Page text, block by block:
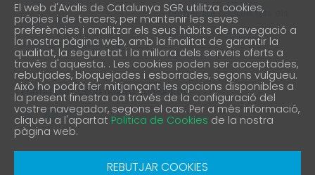
93 298 02 60
informacio@avalis.cat
comercial cobreix tots els
punts de Catalunya
901 900 214
Forma part de la nostra comunitat
El web d'Avalis de Catalunya SGR utilitza cookies,
pròpies i de tercers, per mantenir les seves
preferències i analitzar els seus hàbits de navegació a
la nostra pàgina web, amb la finalitat de garantir la
qualitat, la seguretat i la millora dels serveis oferts a
través d'aquesta. . Les cookies poden ser acceptades,
rebutjades, bloquejades i esborrades, segons vulgueu.
Això ho podrà fer mitjançant les opcions disponibles a
la present finestra oa través de la configuració del
vostre navegador, segons el cas. Per a més informació,
cliqueu a l'apartat Politica de Cookies de la nostra
pàgina web.
REBUTJAR COOKIES